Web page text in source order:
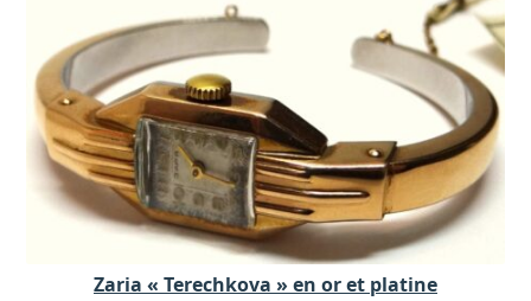
Zaria « Terechkova » en or et platine